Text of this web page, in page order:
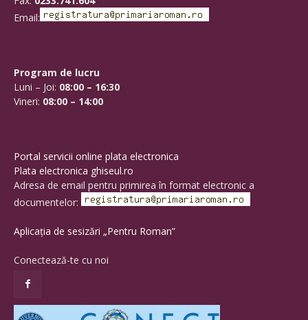
Email:
Program de lucru
Luni – Joi: 08:00 – 16:30
Vineri: 08:00 – 14:00
Portal servicii online plata electronica
Plata electronica ghiseul.ro
Adresa de email pentru primirea în format electronic a
documentelor:
Aplicația de sesizări „Pentru Roman”
Conectează-te cu noi